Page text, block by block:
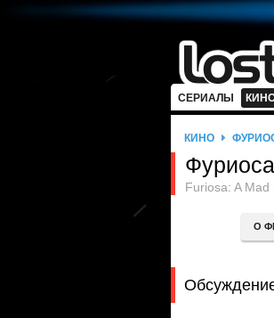
СЕРИАЛЫ
КИНО
Furiosa: A Mad
О